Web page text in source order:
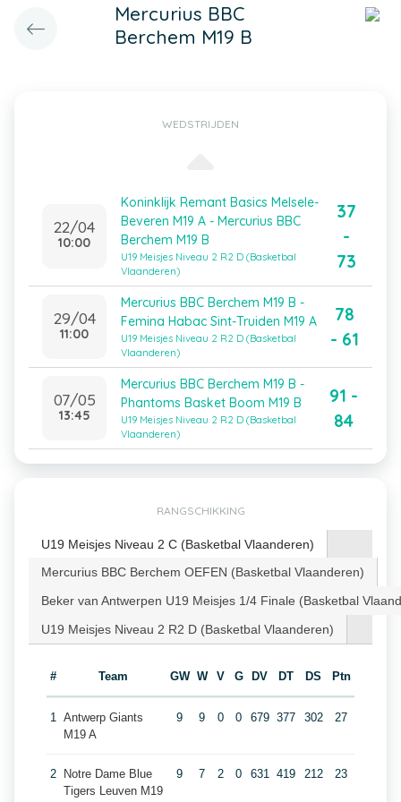
Mercurius BBC
Berchem M19 B
WEDSTRIJDEN
22/04
10:00
Koninklijk Remant Basics Melsele-
Beveren M19 A - Mercurius BBC
Berchem M19 B
U19 Meisjes Niveau 2 R2 D (Basketbal
Vlaanderen)
37
-
73
29/04
11:00
Mercurius BBC Berchem M19 B -
Femina Habac Sint-Truiden M19 A
U19 Meisjes Niveau 2 R2 D (Basketbal
Vlaanderen)
78
- 61
07/05
13:45
Mercurius BBC Berchem M19 B -
Phantoms Basket Boom M19 B
U19 Meisjes Niveau 2 R2 D (Basketbal
Vlaanderen)
91 -
84
RANGSCHIKKING
U19 Meisjes Niveau 2 C (Basketbal Vlaanderen)
Mercurius BBC Berchem OEFEN (Basketbal Vlaanderen)
Beker van Antwerpen U19 Meisjes 1/4 Finale (Basketbal
U19 Meisjes Niveau 2 R2 D (Basketbal Vlaanderen)
# Team GW W V G DV DT DS Ptn
1 Antwerp Giants
M19 A
9 9 0 0 679 377 302 27
2
Notre Dame Blue
Tigers Leuven M19
9 7 2 0 631 419 212 23